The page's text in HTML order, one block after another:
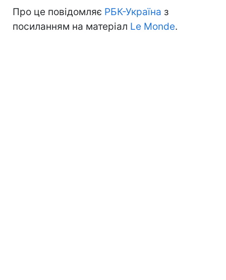
Про це повідомляє РБК-Україна з
посиланням на матеріал Le Monde.